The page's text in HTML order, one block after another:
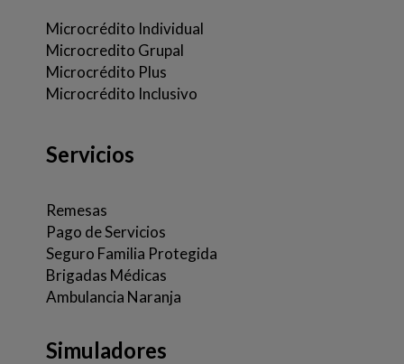
Microcrédito Individual
Microcredito Grupal
Microcrédito Plus
Microcrédito Inclusivo
Servicios
Remesas
Pago de Servicios
Seguro Familia Protegida
Brigadas Médicas
Ambulancia Naranja
Simuladores